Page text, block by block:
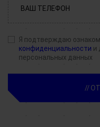
Я подтверждаю
конфиденциальности и
персональных данных